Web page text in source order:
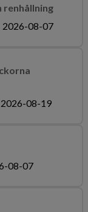
2026-08-07
2026-08-19
08-07